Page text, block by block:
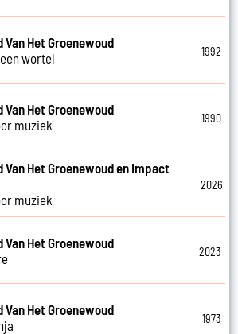
Van Het Groenewoud
wortel
1992
Van Het Groenewoud
muziek
1990
Van Het Groenewoud en Impact
muziek
2026
Van Het Groenewoud
2023
Van Het Groenewoud
1973